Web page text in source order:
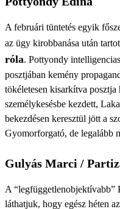
A februári tüntetés egyik
az ügy kirobbanása után
róla. Pottyondy
posztjában kemény
tökéletesen kisarkítva posztja
személykesésbe kezdett,
bekezdésen keresztül jött a
Gyomorforgató, de legalább
Gulyás Marci /
A “legfüggetlenobjektívabb”
láthatjuk, hogy egész héten